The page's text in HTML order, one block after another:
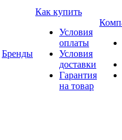
Бренды
Как купить
Условия
оплаты
Условия
доставки
Гарантия
на товар